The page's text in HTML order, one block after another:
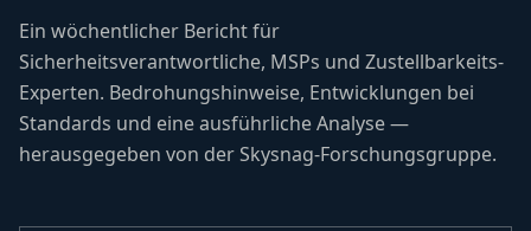
Ein wöchentlicher Bericht für
Sicherheitsverantwortliche, MSPs und Zustellbarkeits-
Experten. Bedrohungshinweise, Entwicklungen bei
Standards und eine ausführliche Analyse —
herausgegeben von der Skysnag-Forschungsgruppe.